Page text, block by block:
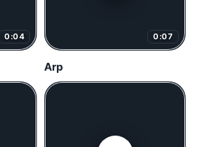
0:04 0:07
Arp